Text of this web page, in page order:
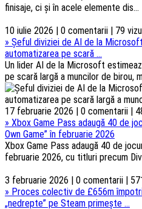
finisaje, ci și în acele elemente dis...
10 iulie 2026 | 0 comentarii | 79
» Șeful diviziei de AI de la
automatizarea pe scară ...
Un lider AI de la Microsoft
pe scară largă a muncilor de birou,
17 februarie 2026 | 0 comentarii |
» Xbox Game Pass adaugă 40 de
Own Game” în februarie 2026
Xbox Game Pass adaugă 40 de
februarie 2026, cu titluri precum
3 februarie 2026 | 0 comentarii |
» Proces colectiv de £656m
„nedrepte” pe Steam primește ...